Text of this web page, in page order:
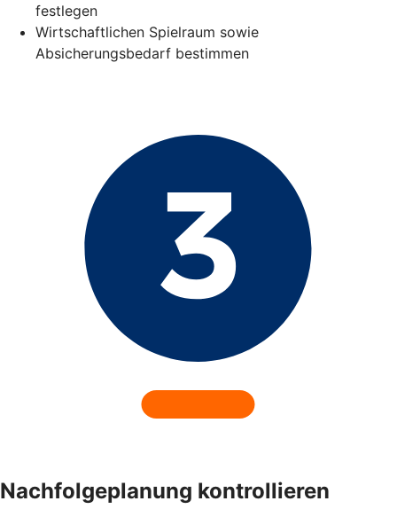
festlegen
Wirtschaftlichen Spielraum sowie
Absicherungsbedarf bestimmen
Nachfolgeplanung kontrollieren